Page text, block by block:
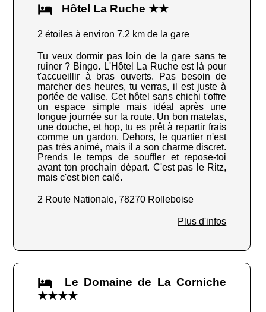
Hôtel La Ruche ★★
2 étoiles à environ 7.2 km de la gare
Tu veux dormir pas loin de la gare sans te
ruiner ? Bingo. L'Hôtel La Ruche est là pour
t'accueillir à bras ouverts. Pas besoin de
marcher des heures, tu verras, il est juste à
portée de valise. Cet hôtel sans chichi t'offre
un espace simple mais idéal après une
longue journée sur la route. Un bon matelas,
une douche, et hop, tu es prêt à repartir frais
comme un gardon. Dehors, le quartier n'est
pas très animé, mais il a son charme discret.
Prends le temps de souffler et repose-toi
avant ton prochain départ. C'est pas le Ritz,
mais c'est bien calé.
2 Route Nationale, 78270 Rolleboise
Plus d'infos
Le Domaine de La Corniche
★★★★